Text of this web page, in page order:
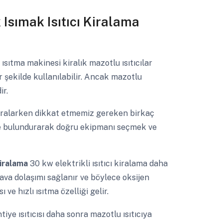
Isıtıcı Kiralama
makinesi kiralık mazotlu ısıtıcılar
kullanılabilir. Ancak mazotlu
kiralarken dikkat etmemiz gereken birkaç
doğru ekipmanı seçmek ve
30 kw elektrikli ısıtıcı kiralama daha
dolaşımı sağlanır ve böylece oksijen
hızlı ısıtma özelliği gelir.
ısıtıcısı daha sonra mazotlu ısıtıcıya